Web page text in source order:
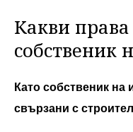
Какви
собственик
Като собственик на
свързани с